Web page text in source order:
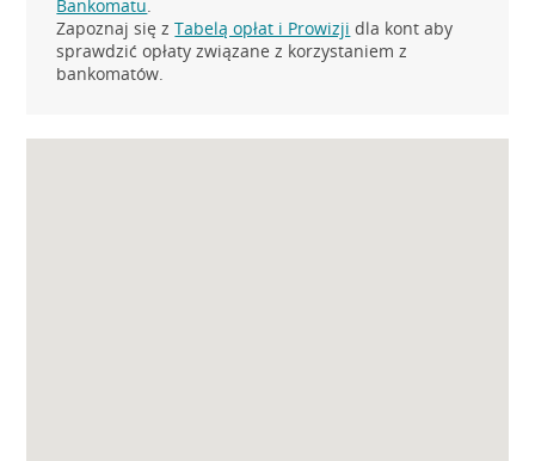
Bankomatu.
Zapoznaj się zTabelą opłat i Prowizji dla kont aby
sprawdzić opłaty związane z korzystaniem z
bankomatów.